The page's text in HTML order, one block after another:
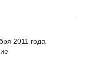
2011 года